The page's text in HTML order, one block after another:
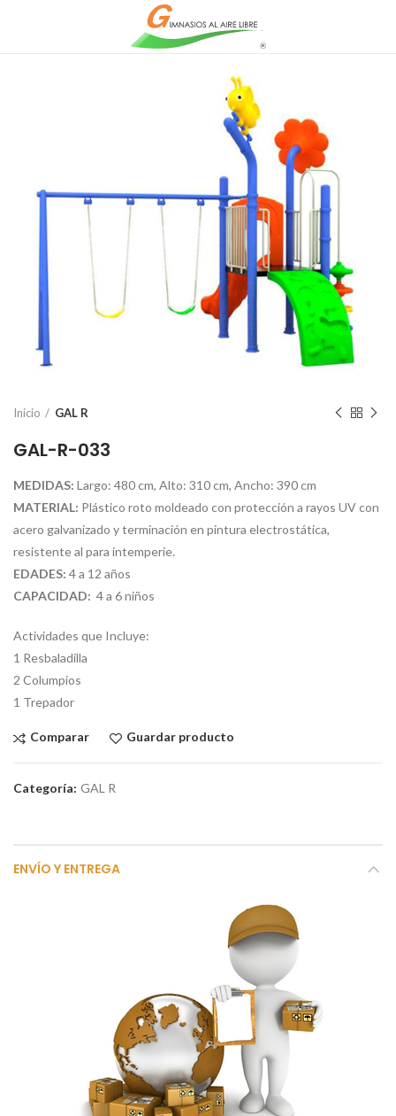
Inicio GAL R
GAL-R-033
MEDIDAS: Largo: 480 cm, Alto: 310 cm, Ancho: 390 cm
MATERIAL: Plástico roto moldeado con protección a rayos UV con
acero galvanizado y terminación en pintura electrostática,
resistente al para intemperie.
EDADES: 4 a 12 años
CAPACIDAD: 4 a 6 niños
Actividades que Incluye:
1 Resbaladilla
2 Columpios
1 Trepador
Comparar Guardar producto
Categoría: GAL R
ENVÍO Y ENTREGA